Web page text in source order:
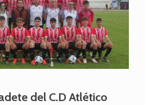
del C.D Atlético